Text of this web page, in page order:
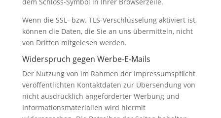
Wenn die SSL- bzw. TLS-Verschlüsselung aktiviert ist,
können die Daten, die Sie an uns übermitteln, nicht
von Dritten mitgelesen werden.
Widerspruch gegen Werbe-E-Mails
Der Nutzung von im Rahmen der Impressumspflicht
veröffentlichten Kontaktdaten zur Übersendung von
nicht ausdrücklich angeforderter Werbung und
Informationsmaterialien wird hiermit